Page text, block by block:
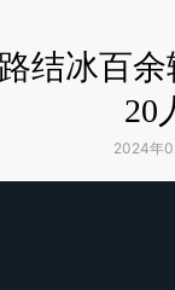
结冰百
20
2024年